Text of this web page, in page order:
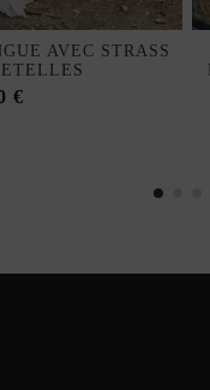
AVEC STRASS
€